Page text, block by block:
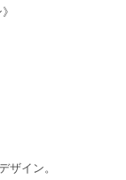
ザイン。